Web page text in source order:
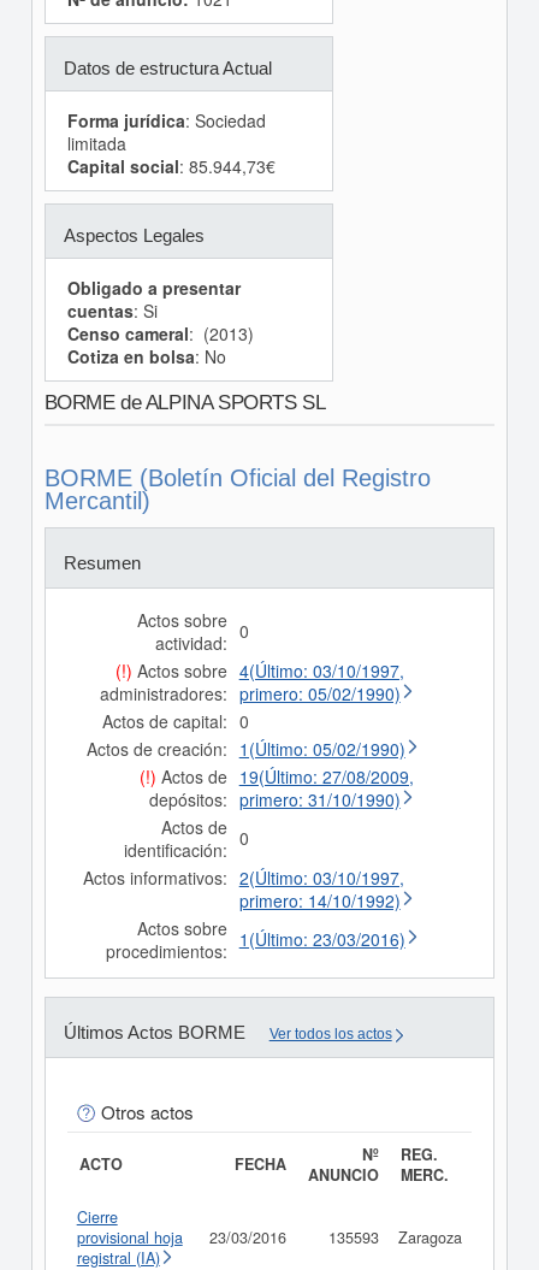
Datos de estructura Actual
Forma jurídica: Sociedad
limitada
Capital social: 85.944,73€
Aspectos Legales
Obligado a presentar
cuentas: Si
Censo cameral: (2013)
Cotiza en bolsa: No
BORME de ALPINA SPORTS SL
BORME (Boletín Oficial del Registro
Mercantil)
Resumen
Actos sobre
actividad: 0
(!) Actos sobre
administradores:
4(Último: 03/10/1997,
primero: 05/02/1990)
Actos de capital: 0
Actos de creación: 1(Último: 05/02/1990)
(!) Actos de
depósitos:
19(Último: 27/08/2009,
primero: 31/10/1990)
Actos de
identificación: 0
Actos informativos: 2(Último: 03/10/1997,
primero: 14/10/1992)
Actos sobre
procedimientos: 1(Último: 23/03/2016)
Últimos Actos BORME Ver todos los actos
Otros actos
ACTO FECHA
Nº
ANUNCIO
REG.
MERC.
Cierre
provisional hoja
registral (IA)
23/03/2016 135593 Zaragoza